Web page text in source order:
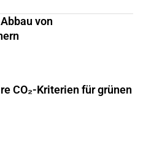
von
CO₂-Kriterien für grünen